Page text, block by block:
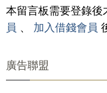
本留言板需要登錄後
員 、 加入借錢會員
廣告聯盟